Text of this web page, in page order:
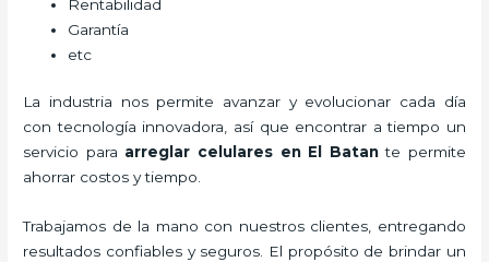
Rentabilidad
Garantía
etc
La industria nos permite avanzar y evolucionar cada día
con tecnología innovadora, así que encontrar a tiempo un
servicio para arreglar celulares en El Batante permite
ahorrar costos y tiempo.
Trabajamos de la mano con nuestros clientes, entregando
resultados confiables y seguros. El propósito de brindar un